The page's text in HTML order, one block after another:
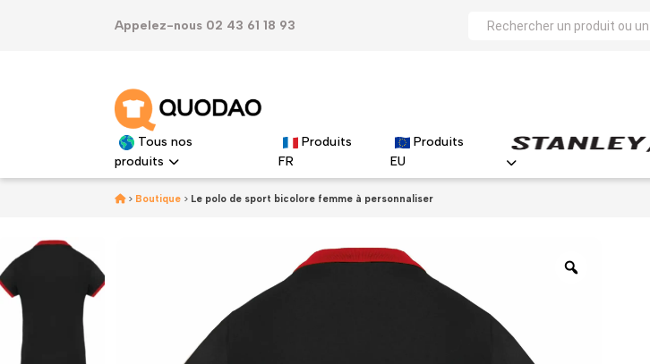
Appelez-nous 02 43 61 18 93
Tous nos
produits
Produits
FR
Produits
EU
> Boutique > Le polo de sport bicolore femme à personnaliser